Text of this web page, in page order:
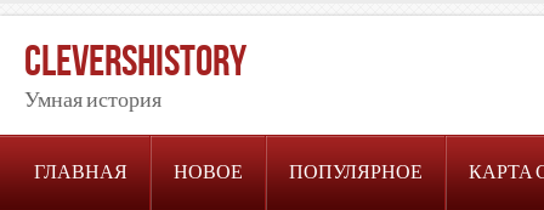
CleversHistory
Умная история
ГЛАВНАЯ НОВОЕ ПОПУЛЯРНОЕ КАРТА